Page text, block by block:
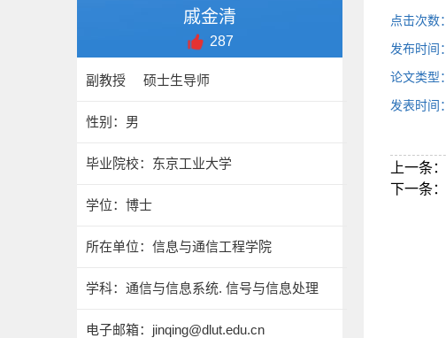
戚金清
287
副教授 硕士生导师
性别：男
毕业院校：东京工业大学
学位：博士
所在单位：信息与通信工程学院
学科：通信与信息系统. 信号与信息处理
电子邮箱： jinqing@dlut.edu.cn
点击次数：
发布时间：
论文类型：
发表时间：
上一条：
下一条：